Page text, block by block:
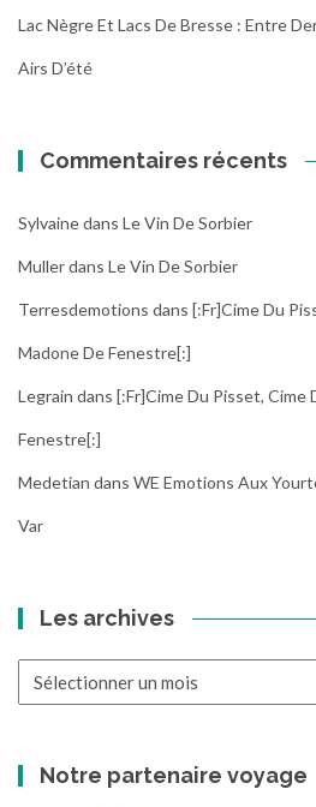
Lac Nègre Et Lacs De Bresse : Entre
Airs D’été
Commentaires récents
Sylvainedans Le Vin De Sorbier
Mullerdans Le Vin De Sorbier
Terresdemotions dans [:fr]Cime Du
Madone De Fenestre[:]
Legrain dans [:fr]Cime Du Pisset, Cime
Fenestre[:]
Medetian dans WE Emotions Aux
Var
Les archives
Notre partenaire voyage